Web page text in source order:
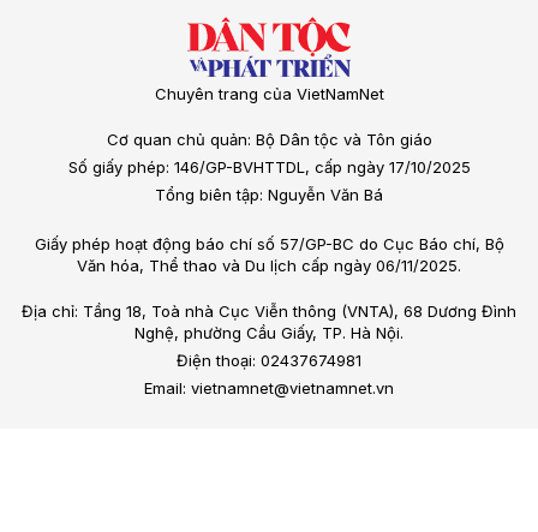
Chuyên trang của VietNamNet
Cơ quan chủ quản: Bộ Dân tộc và Tôn giáo
Số giấy phép: 146/GP-BVHTTDL, cấp ngày 17/10/2025
Tổng biên tập: Nguyễn Văn Bá
Giấy phép hoạt động báo chí số 57/GP-BC do Cục Báo chí, Bộ
Văn hóa, Thể thao và Du lịch cấp ngày 06/11/2025.
Địa chỉ: Tầng 18, Toà nhà Cục Viễn thông (VNTA), 68 Dương Đình
Nghệ, phường Cầu Giấy, TP. Hà Nội.
Điện thoại: 02437674981
Email: vietnamnet@vietnamnet.vn